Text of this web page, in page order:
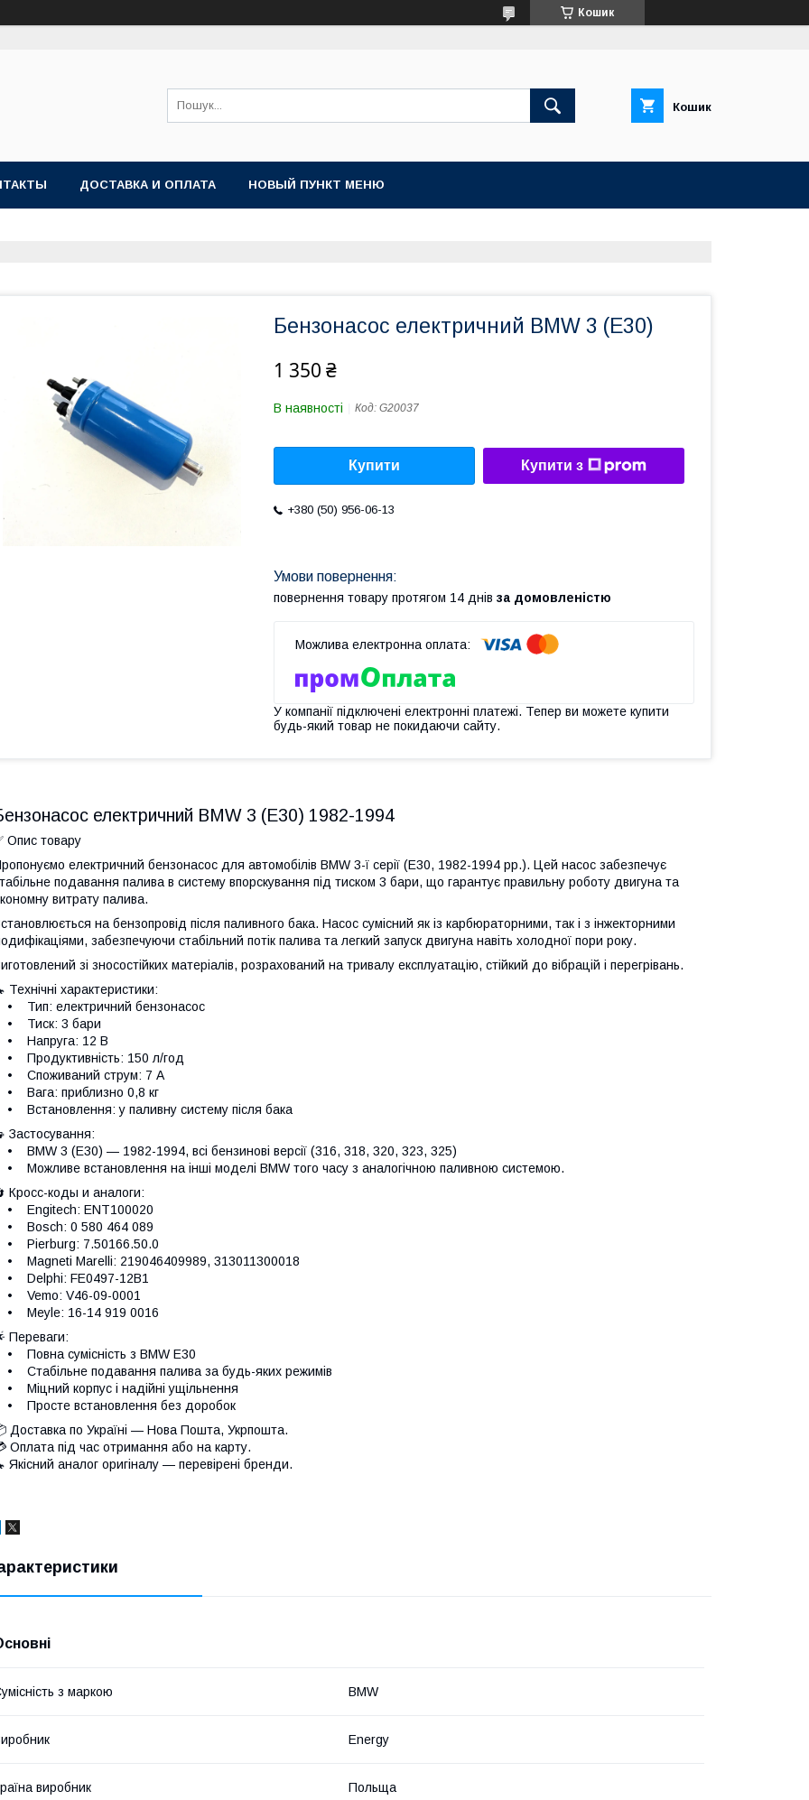
Кошик
Кошик
ДОСТАВКА И ОПЛАТА НОВЫЙ ПУНКТ МЕНЮ
Бензонасос електричний BMW 3 (E30)
1 350 ₴
В наявності Код: G20037
Купити Купити з
+380 (50) 956-06-13
повернення товару протягом 14 днів за домовленістю
У компанії підключені електронні платежі. Тепер ви можете купити
будь-який товар не покидаючи сайту.
електричний BMW 3 (E30) 1982-1994
Опис товару
електричний бензонасос для автомобілів BMW 3-ї серії (E30, 1982-1994 рр.). Цей насос забезпечує
подавання палива в систему впорскування під тиском 3 бари, що гарантує правильну роботу двигуна та
витрату палива.
на бензопровід після паливного бака. Насос сумісний як із карбюраторними, так і з інжекторними
забезпечуючи стабільний потік палива та легкий запуск двигуна навіть холодної пори року.
зі зносостійких матеріалів, розрахований на тривалу експлуатацію, стійкий до вібрацій і перегрівань.
Технічні характеристики:
• Тип: електричний бензонасос
• Тиск: 3 бари
• Напруга: 12 В
• Продуктивність: 150 л/год
• Споживаний струм: 7 А
• Вага: приблизно 0,8 кг
• Встановлення: у паливну систему після бака
Застосування:
• BMW 3 (E30) — 1982-1994, всі бензинові версії (316, 318, 320, 323, 325)
• Можливе встановлення на інші моделі BMW того часу з аналогічною паливною системою.
Кросс-коды и аналоги:
• Engitech: ENT100020
• Bosch: 0 580 464 089
• Pierburg: 7.50166.50.0
• Magneti Marelli: 219046409989, 313011300018
• Delphi: FE0497-12B1
• Vemo: V46-09-0001
• Meyle: 16-14 919 0016
Переваги:
• Повна сумісність з BMW E30
• Стабільне подавання палива за будь-яких режимів
• Міцний корпус і надійні ущільнення
• Просте встановлення без доробок
Доставка по Україні — Нова Пошта, Укрпошта.
Оплата під час отримання або на карту.
Якісний аналог оригіналу — перевірені бренди.
з маркою BMW
Energy
виробник Польща